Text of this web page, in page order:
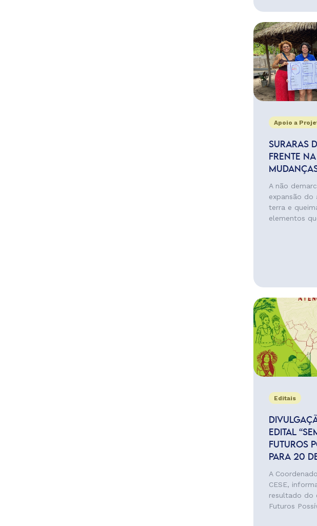
Apoio a
SURARAS
FRENTE
A não
expansão do
terra e
elementos
Editais
EDITAL
FUTUROS
PARA 20
A
CESE,
resultado do
Futuros